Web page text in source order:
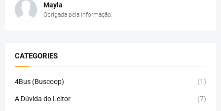
Mayla
Obrigada pela informação.
CATEGORIES
4Bus (Buscoop) (1)
A Dúvida do Leitor (7)